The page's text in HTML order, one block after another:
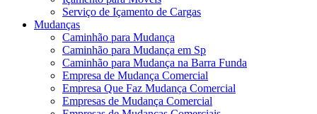
Serviço de Içamento de Cargas
Mudanças
Caminhão para Mudança
Caminhão para Mudança em Sp
Caminhão para Mudança na Barra Funda
Empresa de Mudança Comercial
Empresa Que Faz Mudança Comercial
Empresas de Mudança Comercial